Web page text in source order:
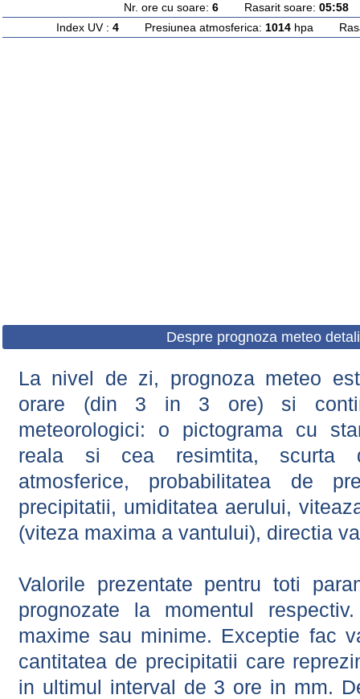
Nr. ore cu soare: 6Rasarit soare: 05:58
Index UV : 4 Presiunea atmosferica: 1014 hpa
Despre prognoza meteo
La nivel de zi, prognoza meteo
orare (din 3 in 3 ore) si
meteorologici: o pictograma cu
reala si cea resimtita, scurta
atmosferice, probabilitatea de
precipitatii, umiditatea aerului,
(viteza maxima a vantului), directia
Valorile prezentate pentru toti
prognozate la momentul
maxime sau minime. Exceptie fac
cantitatea de precipitatii care
in ultimul interval de 3 ore in mm.